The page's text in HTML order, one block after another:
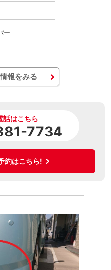
ー
報をみる
話はこちら
7734
約はこちら!